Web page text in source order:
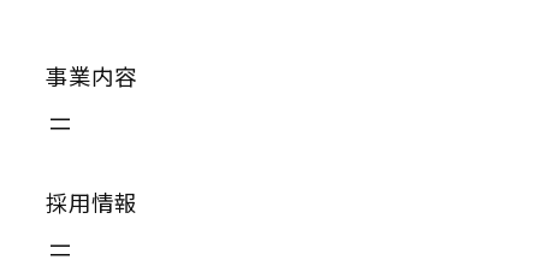
事業内容
採用情報